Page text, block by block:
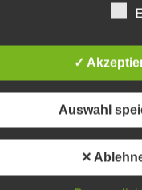
der in das
Ihrer bereits
Widerruf genügt eine
bleibt vom
übermittelte
auffordern, Ihre
der
-
✓
Auswahl
✕